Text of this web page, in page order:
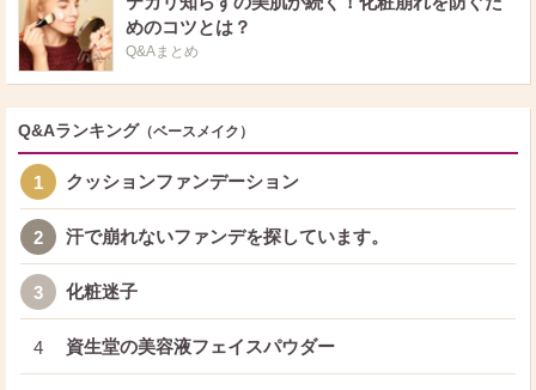
めのコツとは？
Q&Aまとめ
Q&Aランキング （ベースメイク）
1 クッションファンデーション
2 汗で崩れないファンデを探しています。
3 化粧迷子
4 資生堂の美容液フェイスパウダー